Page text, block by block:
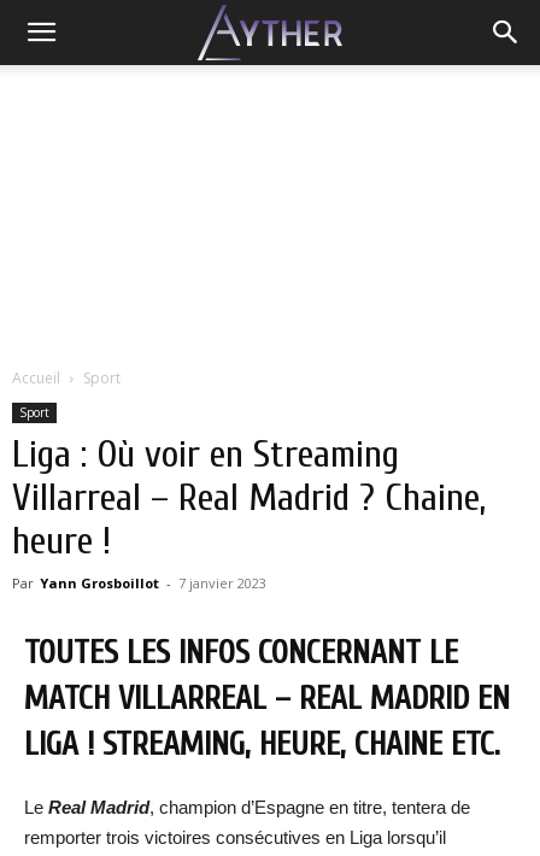
Accueil Sport
Sport
Liga : Où voir en Streaming
Villarreal – Real Madrid ? Chaine,
heure !
Par Yann Grosboillot - 7 janvier 2023
TOUTES LES INFOS CONCERNANT LE
MATCH VILLARREAL – REAL MADRID EN
LIGA ! STREAMING, HEURE, CHAINE ETC.
Le Real Madrid, champion d’Espagne en titre, tentera de
remporter trois victoires consécutives en Liga lorsqu’il